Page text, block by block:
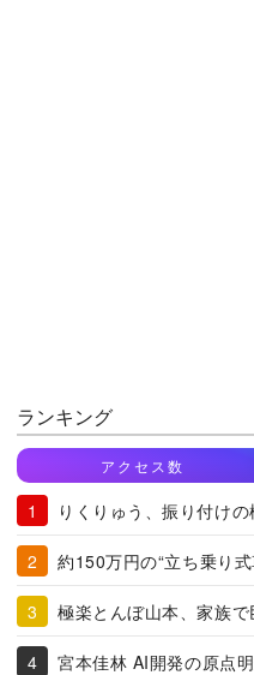
ランキング
アクセス数
りくりゅう、振り付け
約150万円の“立ち乗り
極楽とんぼ山本、家族で
宮本佳林 AI開発の原点